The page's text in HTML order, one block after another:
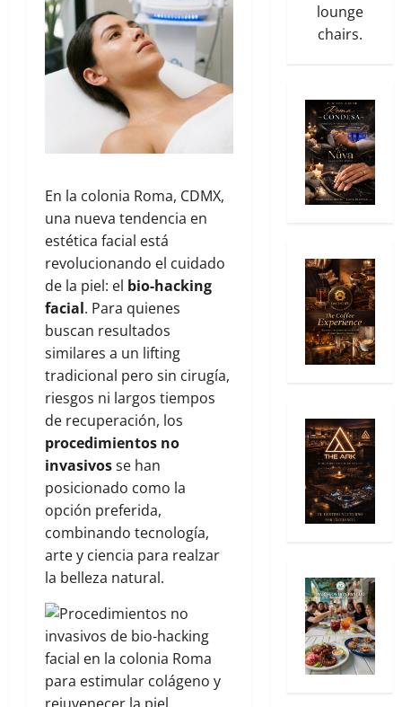
En la colonia Roma, CDMX,
una nueva tendencia en
estética facial está
revolucionando el cuidado
de la piel: el bio-hacking
facial. Para quienes
buscan resultados
similares a un lifting
tradicional pero sin cirugía,
riesgos ni largos tiempos
de recuperación, los
procedimientos no
invasivosse han
posicionado como la
opción preferida,
combinando tecnología,
arte y ciencia para realzar
la belleza natural.
lounge
chairs.